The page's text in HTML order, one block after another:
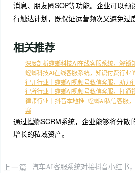
消息、朋友圈SOP等功能。企业可以预
行触达计划，既保证运营频次又避免过
相关推荐
深度剖析螳螂科技AI在线客服系统，解锁
螳螂科技AI在线客服系统，知识付费行业
律师行业｜螳螂AI视频号私信客服，助力
律所行业｜螳螂AI视频号私信客服，打通
律师行业｜抖音本地推+螳螂AI私信客服
案
通过螳螂SCRM系统，企业能够将分散
增长的私域资产。
上一篇
汽车AI客服系统对接抖音小红书